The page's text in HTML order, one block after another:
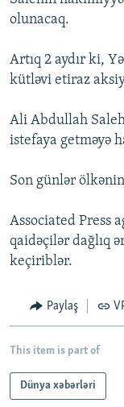
VIDEO
İNFOQRAFIKA
AZƏRBAYCAN
İSLAM VƏ
İZ - MƏDƏNIYYƏT
HAQQIMIZDA
MISSIYAMIZ
PEŞƏ ETIKASI VƏ
AZADLIQRADIOSU
BIZIMLƏ ƏLAQƏ
BIZI IZLƏ
RFE/RL-in
olunacaq.
Artıq 2 aydır ki,
kütləvi etiraz
Ali Abdullah
istefaya getməyə
Son günlər
Associated Press
qaidəçilər dağlıq
keçiriblər.
Paylaş
This item is part of
Dünya xəbərləri